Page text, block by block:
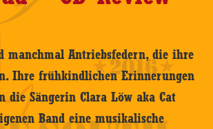
manchmal Antriebsfedern, die ihre
Ihre frühkindlichen Erinnerungen
die Sängerin Clara Löw aka Cat
Band eine musikalische